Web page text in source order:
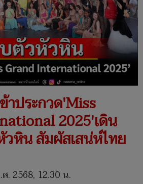
าประกวด'Miss
2025'เดิน
วหิน สัมผัสเสน่ห์ไทย
2568, 12.30 น.